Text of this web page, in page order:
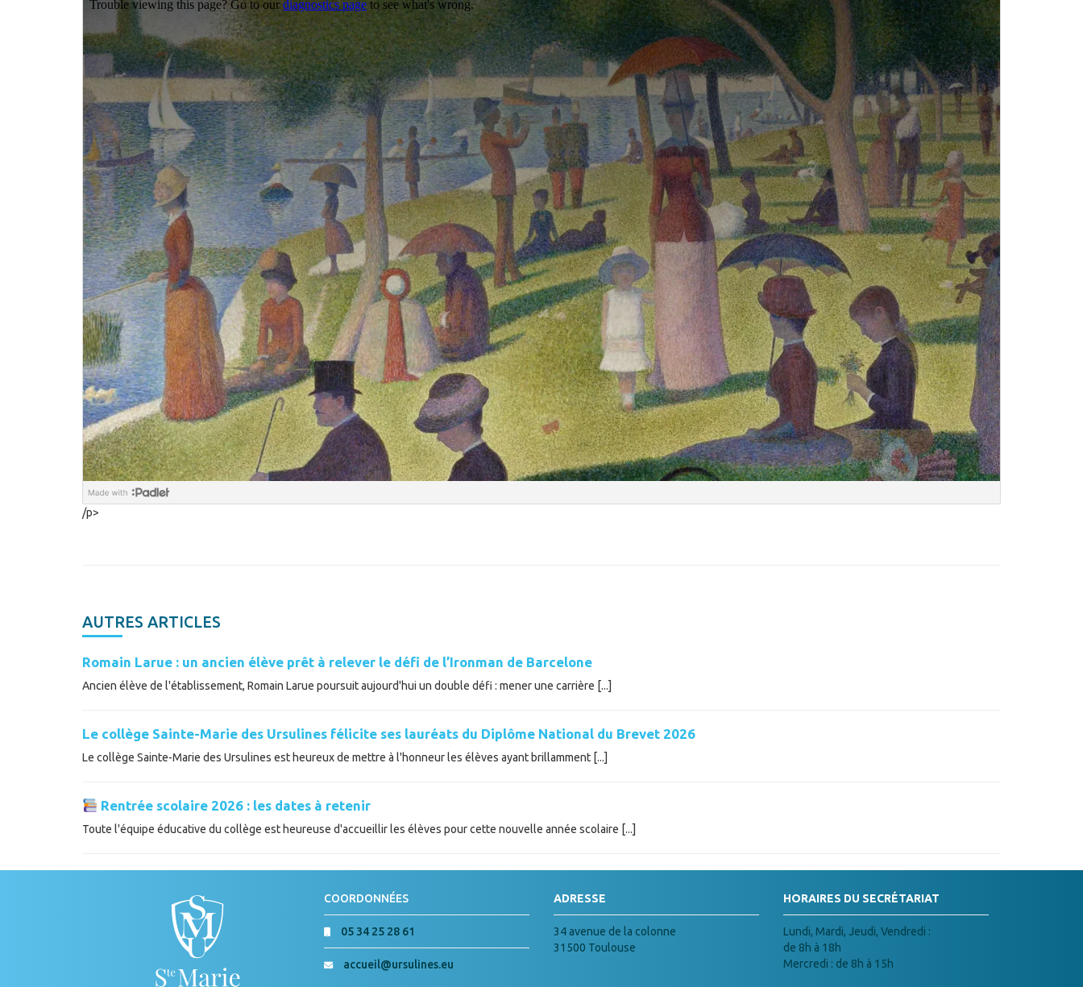
/p>
AUTRES ARTICLES
Romain Larue : un ancien élève prêt à relever le défi de l’Ironman de Barcelone
Ancien élève de l'établissement, Romain Larue poursuit aujourd'hui un double défi : mener une carrière [...]
Le collège Sainte-Marie des Ursulines félicite ses lauréats du Diplôme National du Brevet 2026
Le collège Sainte-Marie des Ursulines est heureux de mettre à l'honneur les élèves ayant brillamment [...]
Rentrée scolaire 2026 : les dates à retenir
Toute l'équipe éducative du collège est heureuse d'accueillir les élèves pour cette nouvelle année scolaire [...]
COORDONNÉES
05 34 25 28 61
accueil@ursulines.eu
ADRESSE
34 avenue de la colonne
31500 Toulouse
HORAIRES DU SECRÉTARIAT
Lundi, Mardi, Jeudi, Vendredi :
de 8h à 18h
Mercredi : de 8h à 15h